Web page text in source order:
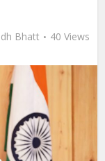
Bhatt 40 Views